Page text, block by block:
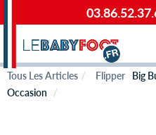
Tous Les Articles Flipper Big
Occasion